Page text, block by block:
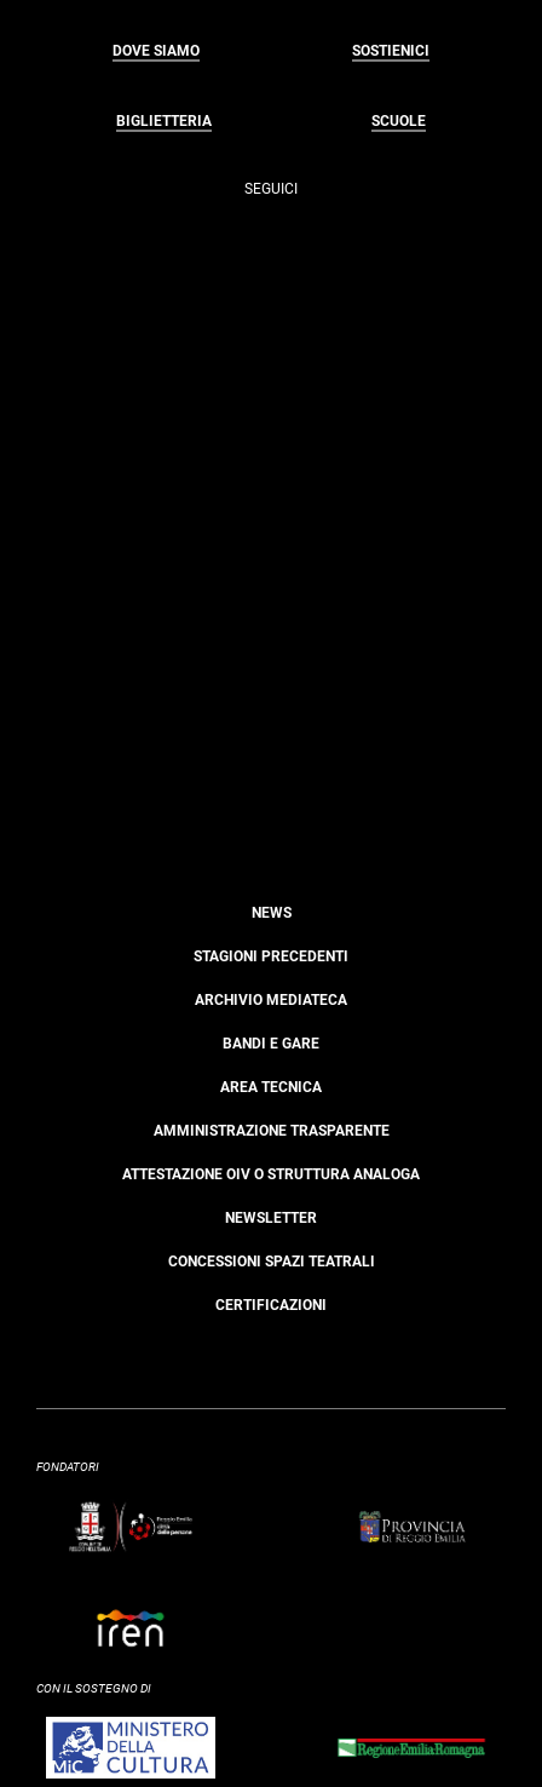
DOVE SIAMO SOSTIENICI
BIGLIETTERIA SCUOLE
SEGUICI
NEWS
STAGIONI PRECEDENTI
ARCHIVIO MEDIATECA
BANDI E GARE
AREA TECNICA
AMMINISTRAZIONE TRASPARENTE
ATTESTAZIONE OIV O STRUTTURA ANALOGA
NEWSLETTER
CONCESSIONI SPAZI TEATRALI
CERTIFICAZIONI
FONDATORI
CON IL SOSTEGNO DI